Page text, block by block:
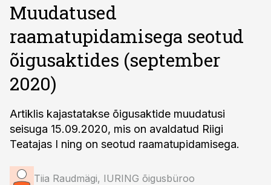
Muudatused
raamatupidamisega seotud
õigusaktides (september
2020)
Artiklis kajastatakse õigusaktide muudatusi
seisuga 15.09.2020, mis on avaldatud Riigi
Teatajas I ning on seotud raamatupidamisega.
Tiia Raudmägi, IURING õigusbüroo